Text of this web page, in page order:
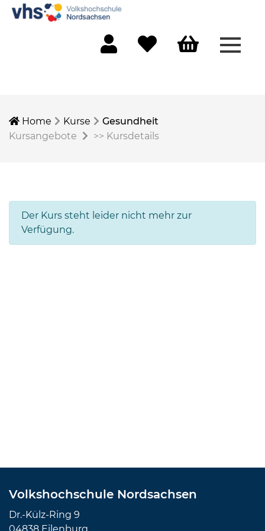
Home Kurse
Gesundheit
Kursangebote
>> Kursdetails
Der Kurs steht leider nicht mehr zur
Verfügung.
Volkshochschule Nordsachsen
Dr.-Külz-Ring 9